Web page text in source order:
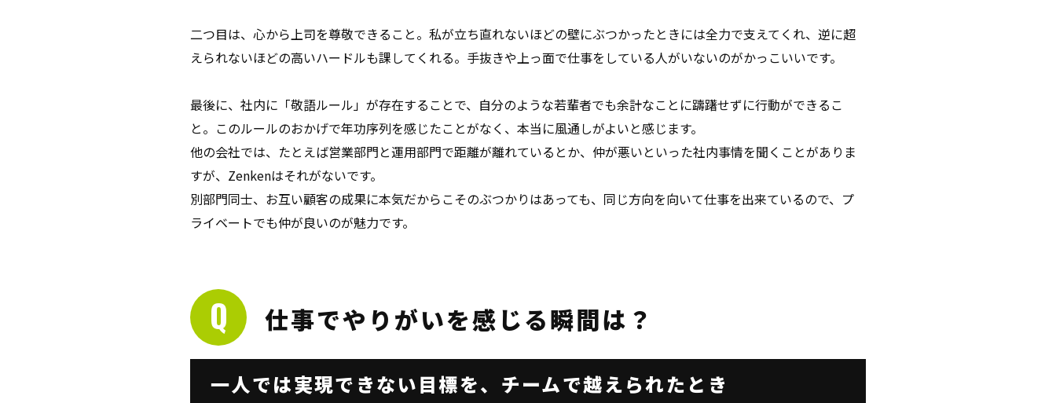
二つ目は、心から上司を尊敬できること。私が立ち直れないほどの壁にぶつかったときには全力で支えてくれ、逆に超
えられないほどの高いハードルも課してくれる。手抜きや上っ面で仕事をしている人がいないのがかっこいいです。
最後に、社内に「敬語ルール」が存在することで、自分のような若輩者でも余計なことに躊躇せずに行動ができるこ
と。このルールのおかげで年功序列を感じたことがなく、本当に風通しがよいと感じます。
他の会社では、たとえば営業部門と運用部門で距離が離れているとか、仲が悪いといった社内事情を聞くことがありま
すが、Zenkenはそれがないです。
別部門同士、お互い顧客の成果に本気だからこそのぶつかりはあっても、同じ方向を向いて仕事を出来ているので、プ
ライベートでも仲が良いのが魅力です。
仕事でやりがいを感じる瞬間は？
一人では実現できない目標を、 チームで越えられたとき